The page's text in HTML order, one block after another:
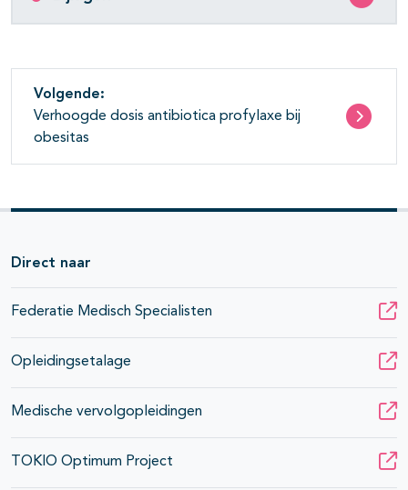
Volgende:
Verhoogde dosis antibiotica profylaxe bij
obesitas
Direct naar
Federatie Medisch Specialisten
Opleidingsetalage
Medische vervolgopleidingen
TOKIO Optimum Project